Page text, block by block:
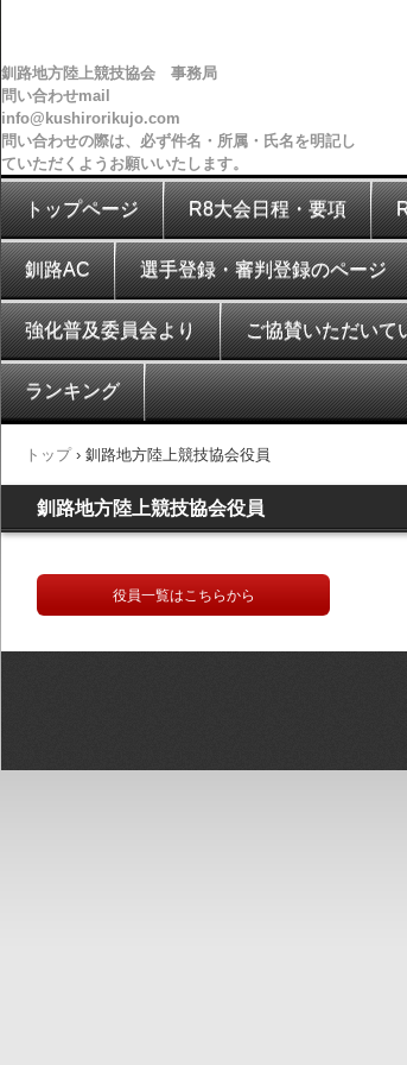
釧路地方陸上競技協会 事務局
問い合わせmail
info@kushirorikujo.com
問い合わせの際は、必ず件名・所属・氏名を明記し
ていただくようお願いいたします。
トップページ R8大会日程・要項
釧路AC 選手登録・審判登録のページ
強化普及委員会より ご協賛いただいて
ランキング
トップ › 釧路地方陸上競技協会役員
釧路地方陸上競技協会役員
役員一覧はこちらから